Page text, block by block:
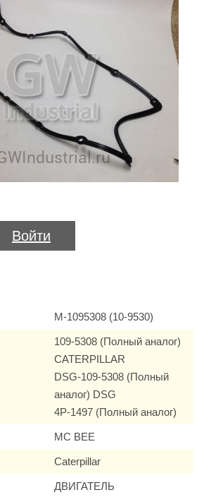
Войти
M-1095308 (10-9530)
109-5308 (Полный аналог)
CATERPILLAR
DSG-109-5308 (Полный
аналог) DSG
4P-1497 (Полный аналог)
MC BEE
Caterpillar
ДВИГАТЕЛЬ